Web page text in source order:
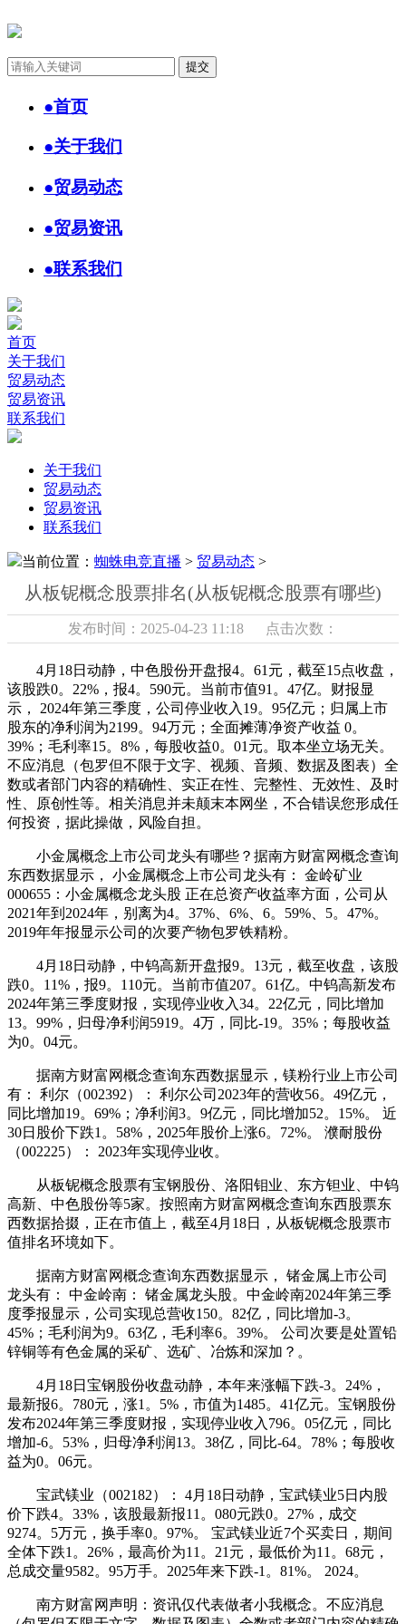
●首页
●关于我们
●贸易动态
●贸易资讯
●联系我们
首页
关于我们
贸易动态
贸易资讯
联系我们
关于我们
贸易动态
贸易资讯
联系我们
当前位置： 蜘蛛电竞直播 > 贸易动态 >
从板铌概念股票排名(从板铌概念股票有哪些)
发布时间：2025-04-23 11:18 点击次数：
4月18日动静，中色股份开盘报4。61元，截至15点收盘，
该股跌0。22%，报4。590元。当前市值91。47亿。财报显
示， 2024年第三季度，公司停业收入19。95亿元；归属上市
股东的净利润为2199。94万元；全面摊薄净资产收益 0。
39%；毛利率15。8%，每股收益0。01元。取本坐立场无关。
不应消息（包罗但不限于文字、视频、音频、数据及图表）全
数或者部门内容的精确性、实正在性、完整性、无效性、及时
性、原创性等。相关消息并未颠末本网坐，不合错误您形成任
何投资，据此操做，风险自担。
小金属概念上市公司龙头有哪些？据南方财富网概念查询
东西数据显示， 小金属概念上市公司龙头有： 金岭矿业
000655：小金属概念龙头股 正在总资产收益率方面，公司从
2021年到2024年，别离为4。37%、6%、6。59%、5。47%。
2019年年报显示公司的次要产物包罗铁精粉。
4月18日动静，中钨高新开盘报9。13元，截至收盘，该股
跌0。11%，报9。110元。当前市值207。61亿。中钨高新发布
2024年第三季度财报，实现停业收入34。22亿元，同比增加
13。99%，归母净利润5919。4万，同比-19。35%；每股收益
为0。04元。
据南方财富网概念查询东西数据显示，镁粉行业上市公司
有： 利尔（002392）： 利尔公司2023年的营收56。49亿元，
同比增加19。69%；净利润3。9亿元，同比增加52。15%。 近
30日股价下跌1。58%，2025年股价上涨6。72%。 濮耐股份
（002225）： 2023年实现停业收。
从板铌概念股票有宝钢股份、洛阳钼业、东方钽业、中钨
高新、中色股份等5家。按照南方财富网概念查询东西股票东
西数据拾掇，正在市值上，截至4月18日，从板铌概念股票市
值排名环境如下。
据南方财富网概念查询东西数据显示， 锗金属上市公司
龙头有： 中金岭南： 锗金属龙头股。中金岭南2024年第三季
度季报显示，公司实现总营收150。82亿，同比增加-3。
45%；毛利润为9。63亿，毛利率6。39%。 公司次要是处置铅
锌铜等有色金属的采矿、选矿、冶炼和深加？。
4月18日宝钢股份收盘动静，本年来涨幅下跌-3。24%，
最新报6。780元，涨1。5%，市值为1485。41亿元。宝钢股份
发布2024年第三季度财报，实现停业收入796。05亿元，同比
增加-6。53%，归母净利润13。38亿，同比-64。78%；每股收
益为0。06元。
宝武镁业（002182）： 4月18日动静，宝武镁业5日内股
价下跌4。33%，该股最新报11。080元跌0。27%，成交
9274。5万元，换手率0。97%。 宝武镁业近7个买卖日，期间
全体下跌1。26%，最高价为11。21元，最低价为11。68元，
总成交量9582。95万手。2025年来下跌-1。81%。 2024。
南方财富网声明：资讯仅代表做者小我概念。不应消息